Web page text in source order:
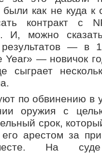
как не куда к
контракт с
И, можно
— в
Year» — новичок
сыграет
по обвинению в
оружия с
срок,
арестом за
месте. На